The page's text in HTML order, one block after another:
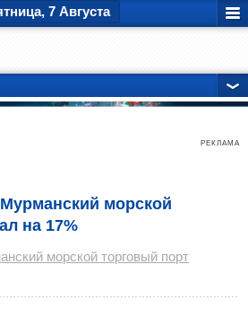
7 Августа
РЕКЛАМА
Мурманский морской
на 17%
морской торговый порт